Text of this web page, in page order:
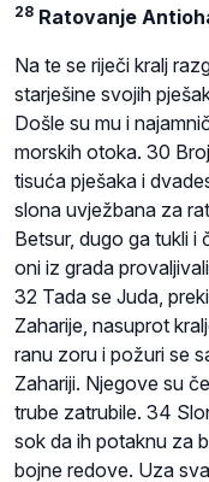
28 Ratovanje
Na te se riječi kralj
starješine svojih
Došle su mu i
morskih otoka. 30
tisuća pješaka i
slona uvježbana za
Betsur, dugo ga tukli i
oni iz grada
32 Tada se Juda,
Zaharije, nasuprot
ranu zoru i požuri se
Zahariji. Njegove su
trube zatrubile. 34
sok da ih potaknu za
bojne redove. Uza